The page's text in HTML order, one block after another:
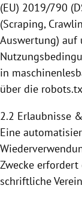
(EU) 2019/790
(Scraping,
Auswertung) auf
in
über die
2.2 Erlaubnisse
Eine
Zwecke
schriftliche